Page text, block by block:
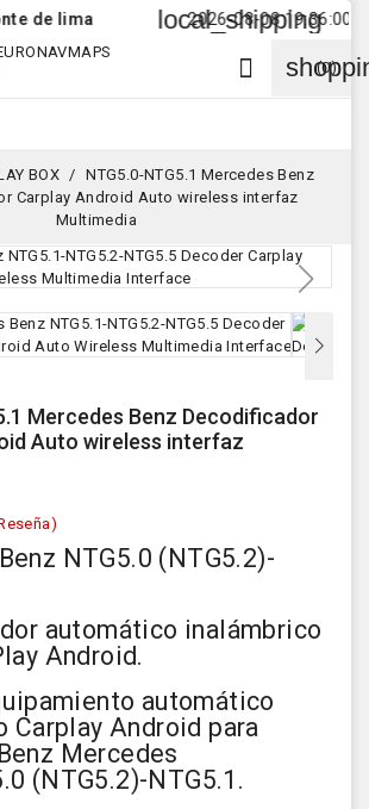
lima local_shipping
2026-08-08 19:36:00 Order
(0)

BOX
NTG5.0-NTG5.1 Mercedes Benz
Carplay Android Auto wireless interfaz
Multimedia
Mercedes Benz Decodificador
Auto wireless interfaz
NTG5.0 (NTG5.2)-
automático inalámbrico
Android.
automático
Carplay Android para
Mercedes
(NTG5.2)-NTG5.1.